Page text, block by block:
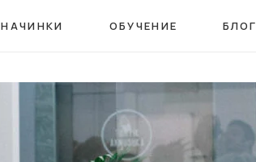
НАЧИНКИ ОБУЧЕНИЕ БЛОГ